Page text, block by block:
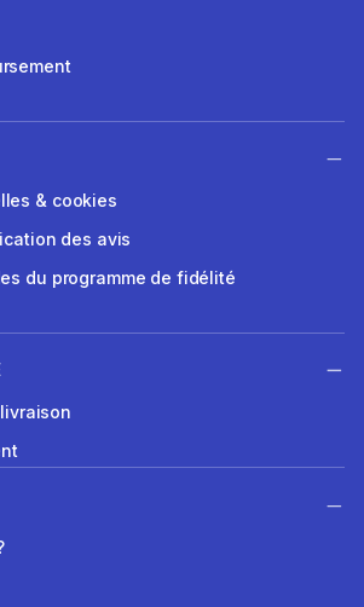
& cookies
des avis
du programme de fidélité